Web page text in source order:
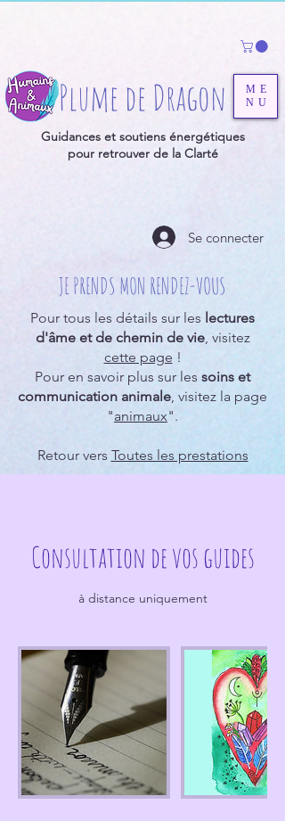
ME
NU
Plume de Dragon
Guidances et soutiens énergétiques
pour retrouver de la Clarté
Se connecter
JE PRENDS MON RENDEZ-VOUS
Pour tous les détails sur les lectures
d'âme et de chemin de vie, visitez
cette page !
Pour en savoir plus sur les soins et
communication animale, visitez la page
"animaux".
Retour vers Toutes les prestations
Consultation de vos guides
à distance uniquement